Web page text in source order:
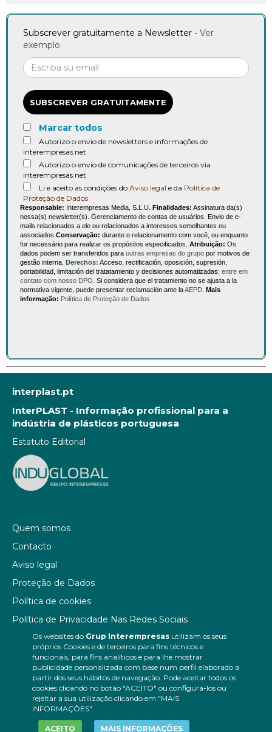
Os websites do Grup Interempresasutilizam os seus
próprios Cookies e de terceiros para fins técnicos e
funcionais, para fins analíticos e para lhe mostrar
publicidade personalizada com base num perfil elaborado a
partir dos seus hábitos de navegação. Pode aceitar todos os
cookies clicando no botão "ACEITO" ou configurá-los ou
rejeitar a sua utilização clicando em "MAIS
INFORMAÇÕES".
ACEITO MAIS INFORMAÇÕES
Subscrever gratuitamente a Newsletter - Ver
exemplo
SUBSCREVER GRATUITAMENTE
Marcar todos
Autorizo o envio de newsletters e informações de
interempresas.net
Autorizo o envio de comunicações de terceiros via
interempresas.net
Li e aceito as condições do Aviso legal e da Política de
Proteção de Dados
Responsable: Interempresas Media, S.L.U. Finalidades: Assinatura da(s)
nossa(s) newsletter(s). Gerenciamento de contas de usuários. Envio de e-
mails relacionados a ele ou relacionados a interesses semelhantes ou
associados. Conservação: durante o relacionamento com você, ou enquanto
for necessário para realizar os propósitos especificados. Atribuição: Os
dados podem ser transferidos para outras empresas do grupo por motivos de
gestão interna.
Derechos: Acceso, rectificación, oposición, supresión,
portabilidad, limitación del tratatamiento y decisiones automatizadas: entre em
contato com nosso DPO . Si considera que el tratamiento no se ajusta a la
normativa vigente, puede presentar reclamación ante laAEPD
Mais
informação: Política de Proteção de Dados
interplast.pt
InterPLAST - Informação profissional para a
indústria de plásticos portuguesa
Estatuto Editorial
Quem somos
Contacto
Aviso legal
Proteção de Dados
Política de cookies
Política de Privacidade Nas Redes Sociais
Canal de denúncias
Colaborações editoriais